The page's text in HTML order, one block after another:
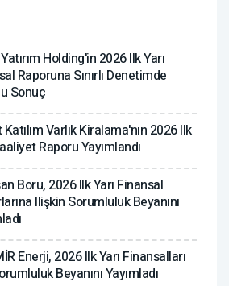
Holding'in 2026 Ilk Yarı
Raporuna Sınırlı Denetimde
Sonuç
Varlık Kiralama'nın 2026 Ilk
Raporu Yayımlandı
Boru, 2026 Ilk Yarı Finansal
Ilişkin Sorumluluk Beyanını
Enerji, 2026 Ilk Yarı Finansalları
Beyanını Yayımladı